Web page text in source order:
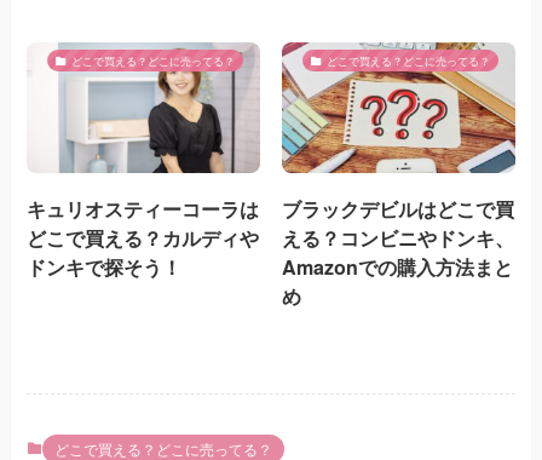
どこで買える？どこに売ってる？
キュリオスティーコーラは
どこで買える？カルディや
ドンキで探そう！
どこで買える？どこに売ってる？
ブラックデビルはどこで買
える？コンビニやドンキ、
Amazonでの購入方法まと
め
どこで買える？どこに売ってる？